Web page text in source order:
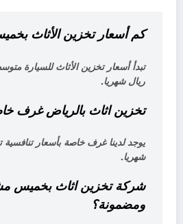
كم أسعار تخزين الأثاث
ريال شهريا.
تخزين اثاث بالرياض غرف
شهريا.
شركة تخزين اثاث بخميس
ومضمونة؟